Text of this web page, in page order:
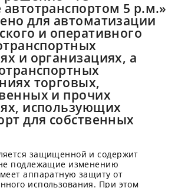
5 р.м.»
для автоматизации
и оперативного
и организациях, а
торговых,
и прочих
использующих
для собственных
защищенной и содержит
подлежащие изменению
аппаратную защиту от
использования. При этом